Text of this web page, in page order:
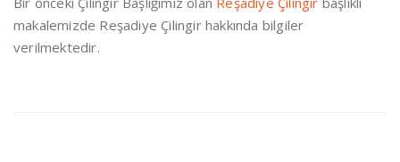
makalemizde Reşadiye Çilingir hakkında bilgiler
verilmektedir.